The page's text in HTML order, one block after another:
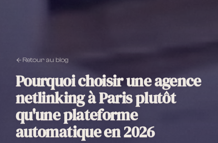
Retour au blog
Pourquoi choisir une agence
netlinking à Paris plutôt
qu'une plateforme
automatique en 2026